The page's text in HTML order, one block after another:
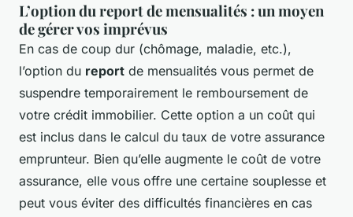
L’option du report de mensualités : un moyen
de gérer vos imprévus
En cas de coup dur (chômage, maladie, etc.),
l’option du report de mensualités vous permet de
suspendre temporairement le remboursement de
votre crédit immobilier. Cette option a un coût qui
est inclus dans le calcul du taux de votre assurance
emprunteur. Bien qu’elle augmente le coût de votre
assurance, elle vous offre une certaine souplesse et
peut vous éviter des difficultés financières en cas